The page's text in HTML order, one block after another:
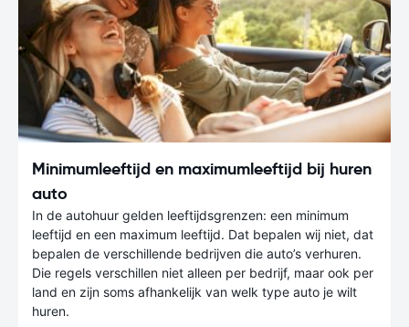
Minimumleeftijd en maximumleeftijd bij huren
auto
In de autohuur gelden leeftijdsgrenzen: een minimum
leeftijd en een maximum leeftijd. Dat bepalen wij niet, dat
bepalen de verschillende bedrijven die auto’s verhuren.
Die regels verschillen niet alleen per bedrijf, maar ook per
land en zijn soms afhankelijk van welk type auto je wilt
huren.